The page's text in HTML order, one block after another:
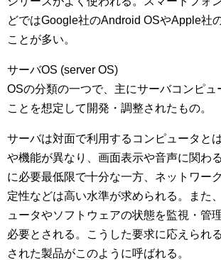
どではGoogle社のAndroid OSやApple社
ことが多い。
サーバOS (server OS)
OSの分類の一つで、主にサーバコンピュ
ことを想定して開発・調整されたもの。
サーバは対面で利用するコンピュータと
や機能が異なり、画面表示や音声に関わ
に必要最低限で十分な一方、ネットワー
定性などは高い水準が求められる。また
ュータやソフトウェアの状態を監視・管
必要とされる。こうした要求に応えられ
された製品がこのように呼ばれる。